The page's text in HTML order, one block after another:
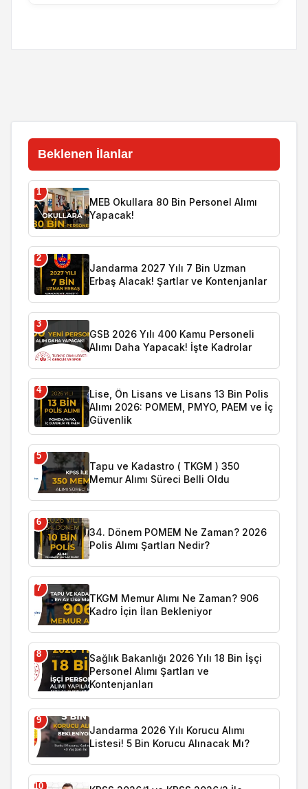
Beklenen İlanlar
1
MEB Okullara 80 Bin Personel Alımı
Yapacak!
2
Jandarma 2027 Yılı 7 Bin Uzman
Erbaş Alacak! Şartlar ve Kontenjanlar
3
GSB 2026 Yılı 400 Kamu Personeli
Alımı Daha Yapacak! İşte Kadrolar
4
Lise, Ön Lisans ve Lisans 13 Bin Polis
Alımı 2026: POMEM, PMYO, PAEM ve İç
Güvenlik
5
Tapu ve Kadastro ( TKGM ) 350
Memur Alımı Süreci Belli Oldu
6
34. Dönem POMEM Ne Zaman? 2026
Polis Alımı Şartları Nedir?
7
TKGM Memur Alımı Ne Zaman? 906
Kadro İçin İlan Bekleniyor
8
Sağlık Bakanlığı 2026 Yılı 18 Bin İşçi
Personel Alımı Şartları ve
Kontenjanları
9
Jandarma 2026 Yılı Korucu Alımı
Listesi! 5 Bin Korucu Alınacak Mı?
10